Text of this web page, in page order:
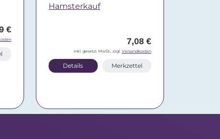
€
Hamsterkauf
7,08 €
inkl. gesetzl. MwSt., zzgl. Versandkosten
Details Merkzettel